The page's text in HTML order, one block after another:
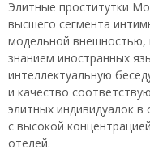
Элитные проститутки
высшего сегмента
модельной внешностью,
знанием иностранных
интеллектуальную
и качество
элитных индивидуалок
с высокой
отелей.